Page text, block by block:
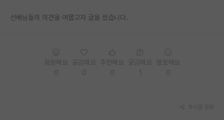
선배님들의 의견을 여쭙고자 글을 썼습니다.